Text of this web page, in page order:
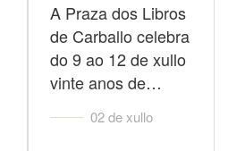
A Praza dos Libros
de Carballo celebra
do 9 ao 12 de xullo
vinte anos de…
02 de xullo